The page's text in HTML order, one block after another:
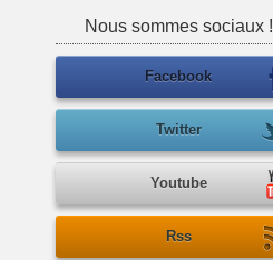
Nous sommes sociaux !
Facebook
Twitter
Youtube
Rss